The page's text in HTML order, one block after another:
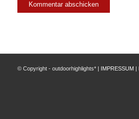
© Copyright - outdoorhighlights* | IMPRESSUM